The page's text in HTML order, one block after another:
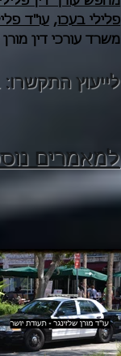
פלילי בעכו,עו"ד
משרד עורכי דין
לייעוץ התקשרו:
למאמרים